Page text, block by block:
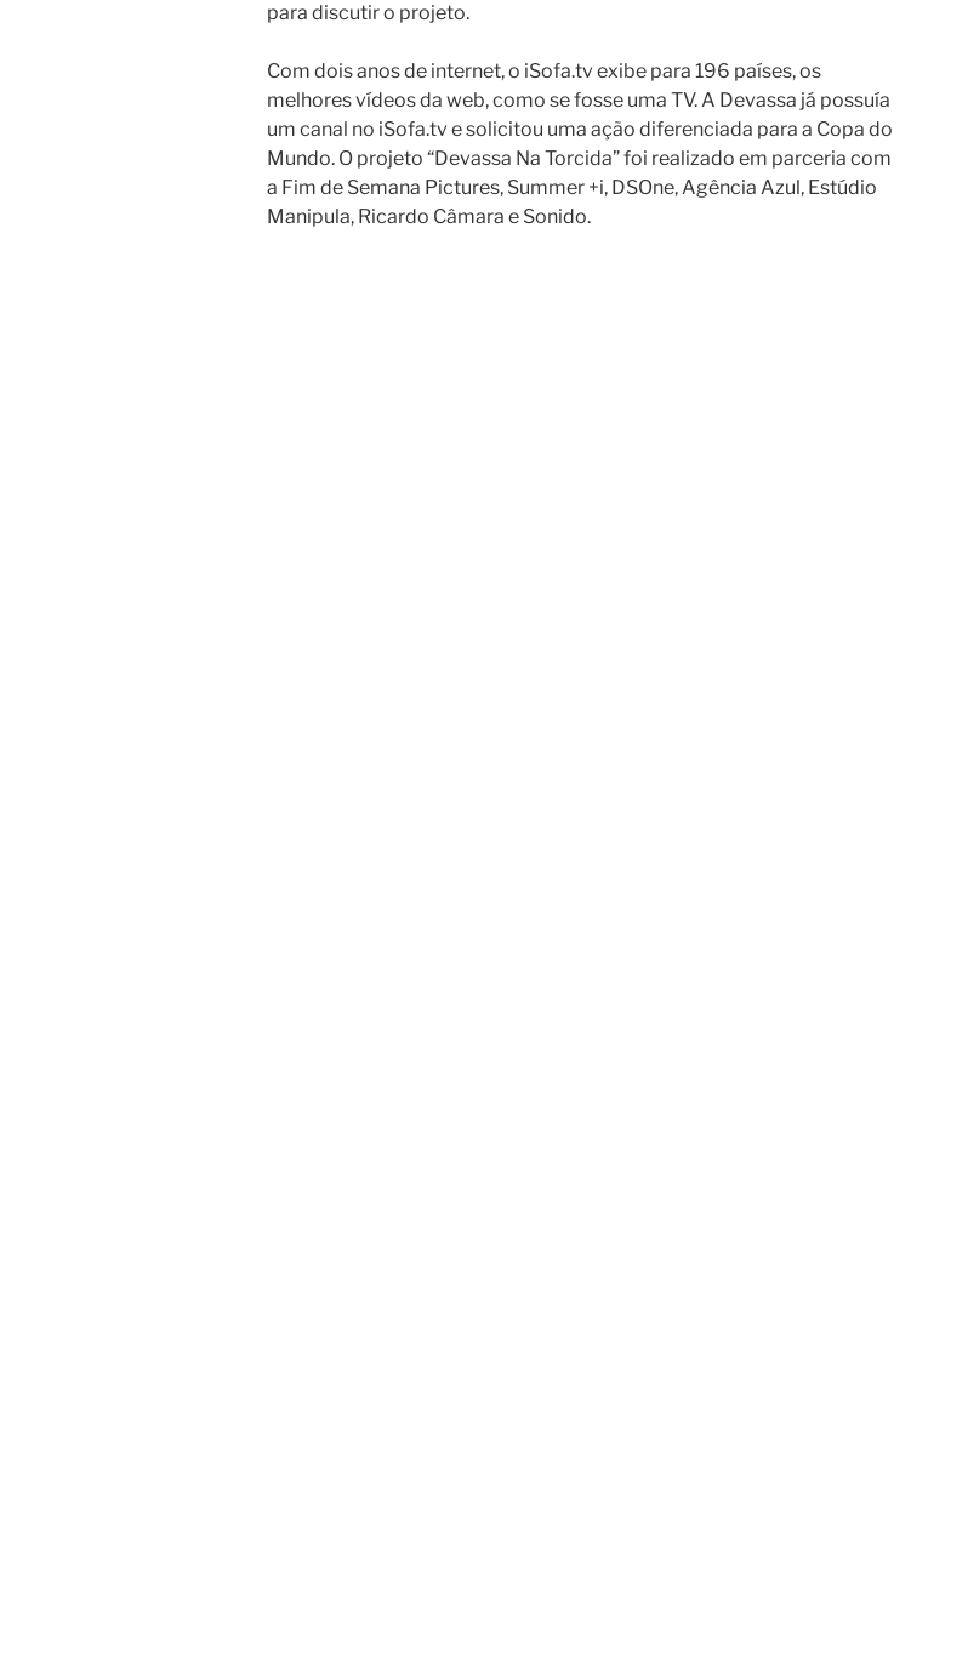
para discutir o projeto.
Com dois anos de internet, o iSofa.tv exibe para 196 países, os
melhores vídeos da web, como se fosse uma TV. A Devassa já possuía
um canal no iSofa.tv e solicitou uma ação diferenciada para a Copa do
Mundo. O projeto “Devassa Na Torcida” foi realizado em parceria com
a Fim de Semana Pictures, Summer +i, DSOne, Agência Azul, Estúdio
Manipula, Ricardo Câmara e Sonido.